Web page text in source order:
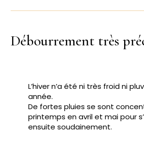
Débourrement très
L’hiver n’a été ni très froid ni
année.
De fortes pluies se sont
printemps en avril et mai pour
ensuite soudainement.